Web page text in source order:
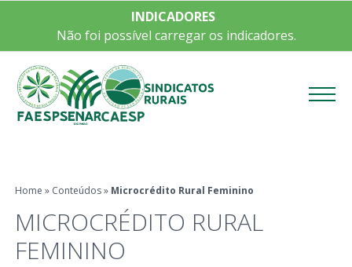
INDICADORES
Não foi possível carregar os indicadores.
Home » Conteúdos» Microcrédito Rural Feminino
MICROCRÉDITO RURAL
FEMININO